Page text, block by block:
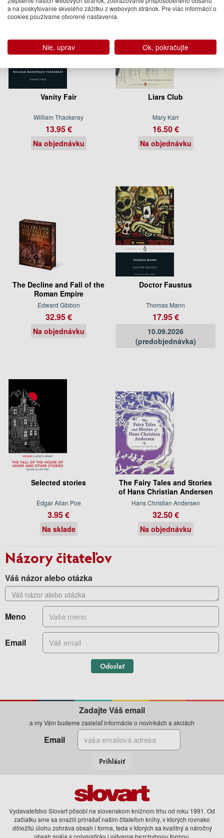
Vanity Fair
William Thackeray
13.95 €
Na objednávku
Liars Club
Mary Karr
16.50 €
Na objednávku
The Decline and Fall of the
Roman Empire
Edward Gibbon
32.95 €
Na objednávku
Doctor Faustus
Thomas Mann
17.95 €
10.09.2026
(predobjednávka)
Selected stories
Edgar Allan Poe
3.95 €
Na sklade
The Fairy Tales and Stories
of Hans Christian Andersen
Hans Christian Andersen
32.50 €
Na objednávku
Názory čitateľov
Váš názor alebo otázka
Meno
Email
Odoslať
Zadajte Váš email
a my Vám budeme zasielať informácie o novinkách a akciách
Email
Prihlásiť
Vydavateľstvo Slovart pôsobí na slovenskom knižnom trhu od roku 1991. Od
začiatku sme sa snažili prinášať našim čitateľom knihy, v ktorých rovnako
dôležitú úlohu zohráva obsah i forma, teda v ktorých sa kvalitný a náročný
obsah spája s polygraficky i výtvarne bezchybnou formou.
a na poskytovanie skvelého zážitku z webových stránok. Pre viac informácií o
cookies používame otvorené nastavenia.
Nie, uprav Ok, pokračujte